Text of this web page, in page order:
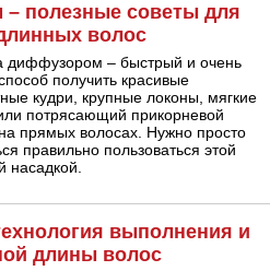
полезные советы для
волос
диффузором – быстрый и очень
получить красивые
кудри, крупные локоны, мягкие
потрясающий прикорневой
прямых волосах. Нужно просто
правильно пользоваться этой
насадкой.
выполнения и
длины волос